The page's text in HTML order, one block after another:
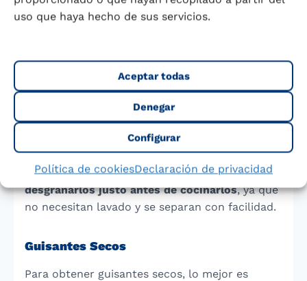
uso que haya hecho de sus servicios.
Aceptar todas
Denegar
Configurar
Política de cookiesDeclaración de privacidad
naturales se transforman en almidón,
Si no se consumen inmediatamente, pueden
guardarse en el frigorífico, pero lo mejor es
comerlos en un máximo dedos días. Al
comprarlos, busca vainaslisas, brillantes y con
guisantes tiernos, sin ser demasiado gruesos ni
harinosos. Además, es recomendable
desgranarlos justo antes de cocinarlos, ya que
no necesitan lavado y se separan con facilidad.
Guisantes Secos
Para obtener guisantes secos, lo mejor es